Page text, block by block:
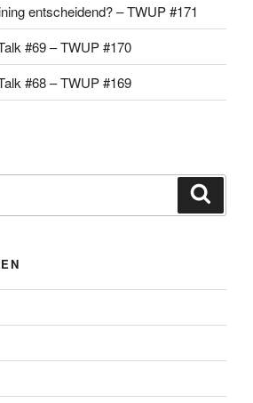
entscheidend? – TWUP #171
#69 – TWUP #170
#68 – TWUP #169